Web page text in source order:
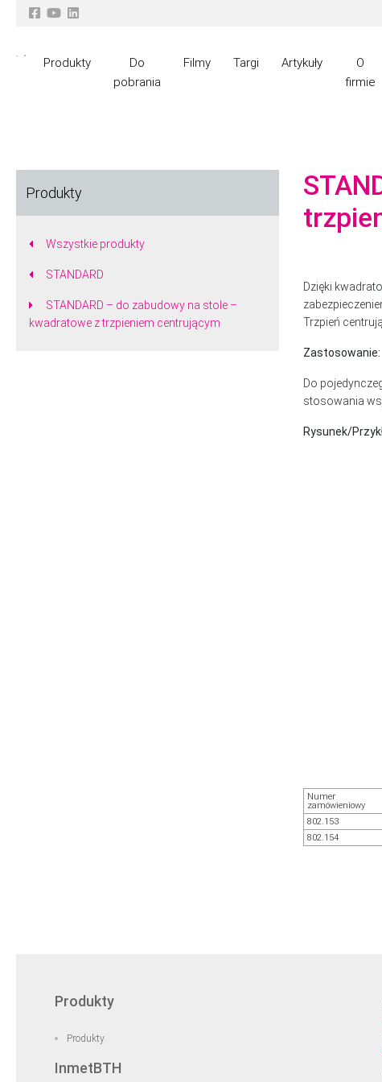
Produkty
Do
pobrania
Filmy Targi Artykuły
O
firmie
Produkty
Wszystkie produkty
STANDARD
STANDARD – do zabudowy na stole –
kwadratowe z trzpieniem centrującym
Dzięki
Trzpień
Zastosowanie:
Do
stosowania
Rysunek/
Numer
zamówieniowy
802.153
802.154
Produkty
Produkty
InmetBTH